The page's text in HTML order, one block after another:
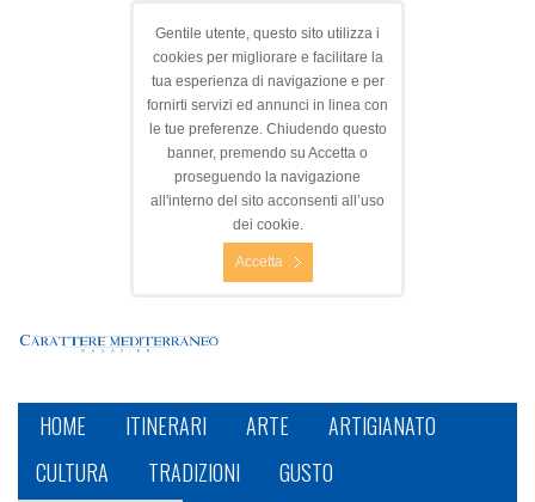
Gentile utente, questo sito utilizza i
cookies per migliorare e facilitare la
tua esperienza di navigazione e per
fornirti servizi ed annunci in linea con
le tue preferenze. Chiudendo questo
banner, premendo su Accetta o
proseguendo la navigazione
all'interno del sito acconsenti all’uso
dei cookie.
Accetta
HOME ITINERARI ARTE
ARTIGIANATO
CULTURA
TRADIZIONI
GUSTO